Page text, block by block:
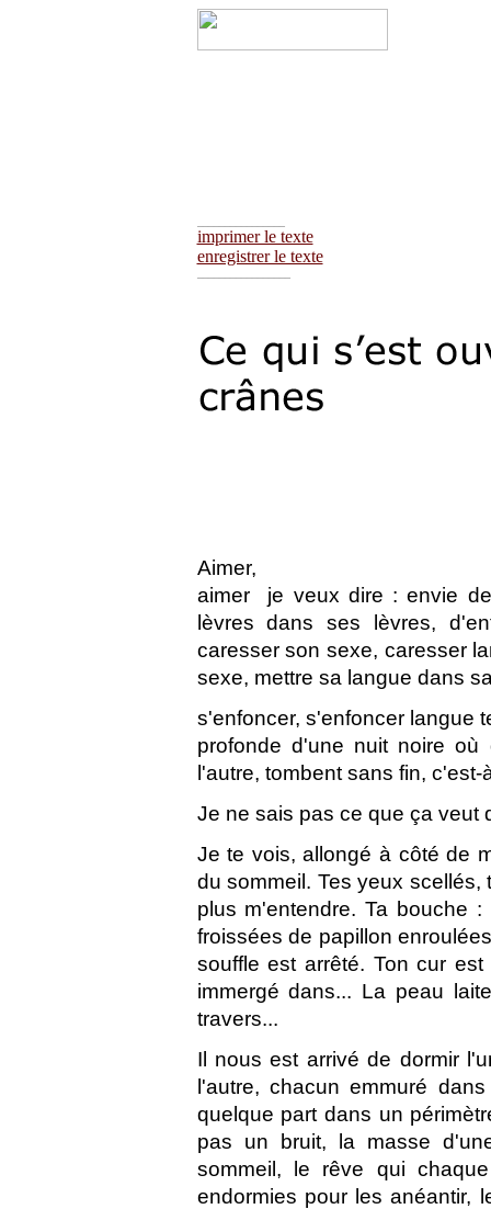
imprimer le texte
enregistrer le texte
Aimer,
aimer  je veux dire : envie
lèvres dans ses lèvres,
caresser son sexe, caresser
sexe, mettre sa langue dans
s'enfoncer, s'enfoncer langue
profonde d'une nuit noire
l'autre, tombent sans fin, c'est-
Je ne sais pas ce que ça veut
Je te vois, allongé à côté de
du sommeil. Tes yeux
plus m'entendre. Ta bouche
froissées de papillon
souffle est arrêté. Ton cur
immergé dans... La peau
travers...
Il nous est arrivé de dormir
l'autre, chacun emmuré
quelque part dans un
pas un bruit, la masse
sommeil, le rêve qui
endormies pour les anéantir,